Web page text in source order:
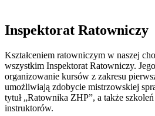
Inspektorat Ratowniczy
Kształceniem ratowniczym w naszej
wszystkim Inspektorat Ratowniczy.
organizowanie kursów z zakresu
umożliwiają zdobycie mistrzowskiej
tytuł „Ratownika ZHP”, a także
instruktorów.